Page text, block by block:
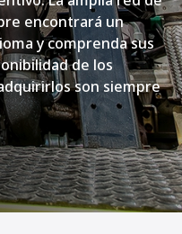
encontrará un
y comprenda sus
de los
son siempre